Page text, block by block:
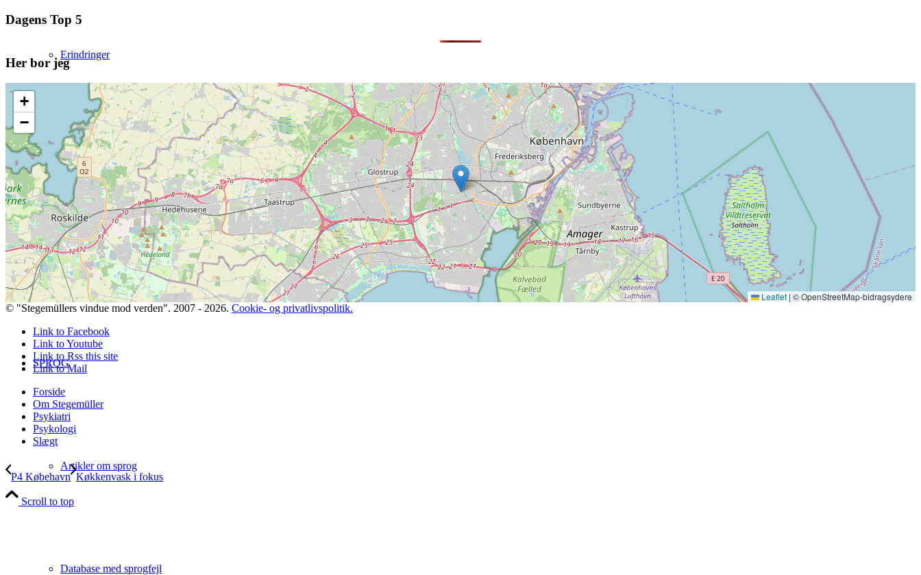
Erindringer
PSYKOLOGI
Artikler om langvarigt psykolog-forløb
SPROG
Artikler om sprog
Database med sprogfejl
Dagens Top 5
Her bor jeg
+
−
Leaflet | © OpenStreetMap-bidragsydere
© "Stegemüllers vindue mod verden". 2007 - 2026. Cookie- og privatlivspolitik.
Link to Facebook
Link to Youtube
Link to Rss this site
Link to Mail
Forside
Om Stegemüller
Psykiatri
Psykologi
Slægt
P4 Købehavn Køkkenvask i fokus
Scroll to top